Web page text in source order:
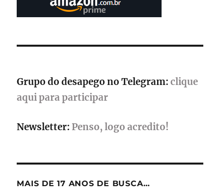
Grupo do desapego no Telegram: clique
aqui para participar
Newsletter: Penso, logo acredito!
MAIS DE 17 ANOS DE BUSCA…